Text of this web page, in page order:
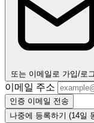
또는 이메일로 가입/로
이메일 주소
인증 이메일 전송
나중에 등록하기 (14일